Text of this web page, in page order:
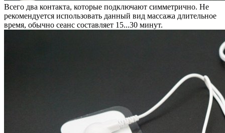
Всего два контакта, которые подключают симметрично. Не
рекомендуется использовать данный вид массажа длительное
время, обычно сеанс составляет 15...30 минут.